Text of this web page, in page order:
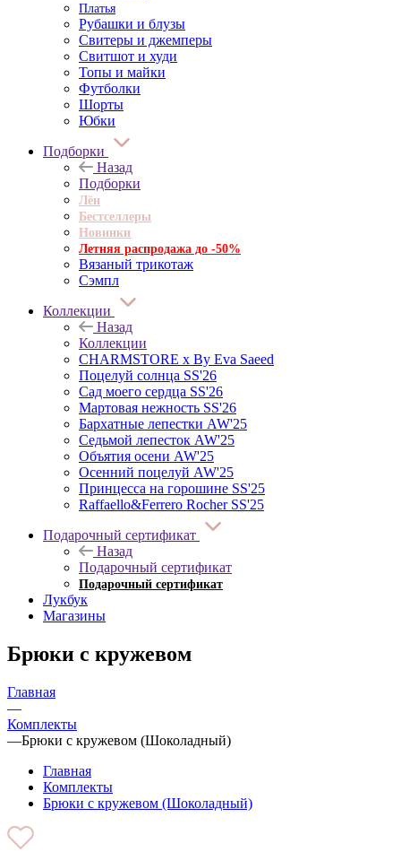
Платья
Рубашки и блузы
Свитеры и джемперы
Свитшот и худи
Топы и майки
Футболки
Шорты
Юбки
Подборки
Назад
Подборки
Лён
Бестселлеры
Новинки
Летняя распродажа до -50%
Вязаный трикотаж
Сэмпл
Коллекции
Назад
Коллекции
CHARMSTORE х By Eva Saeed
Поцелуй солнца SS'26
Сад моего сердца SS'26
Мартовая нежность SS'26
Бархатные лепестки AW'25
Седьмой лепесток AW'25
Объятия осени AW'25
Осенний поцелуй AW'25
Принцесса на горошине SS'25
Raffaello&Ferrero Rocher SS'25
Подарочный сертификат
Назад
Подарочный сертификат
Подарочный сертификат
Лукбук
Магазины
Брюки с кружевом
Главная
—
Комплекты
—Брюки с кружевом (Шоколадный)
Главная
Комплекты
Брюки с кружевом (Шоколадный)